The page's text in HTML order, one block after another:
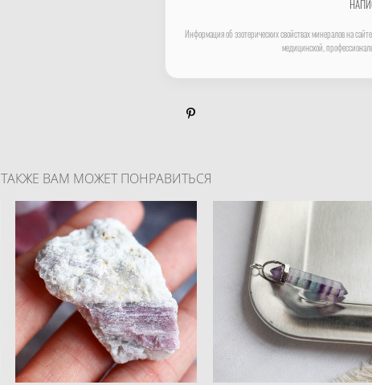
Информация об эзотерических свойствах минералов на
медицинской,
ТАКЖЕ ВАМ МОЖЕТ ПОНРАВИТЬСЯ